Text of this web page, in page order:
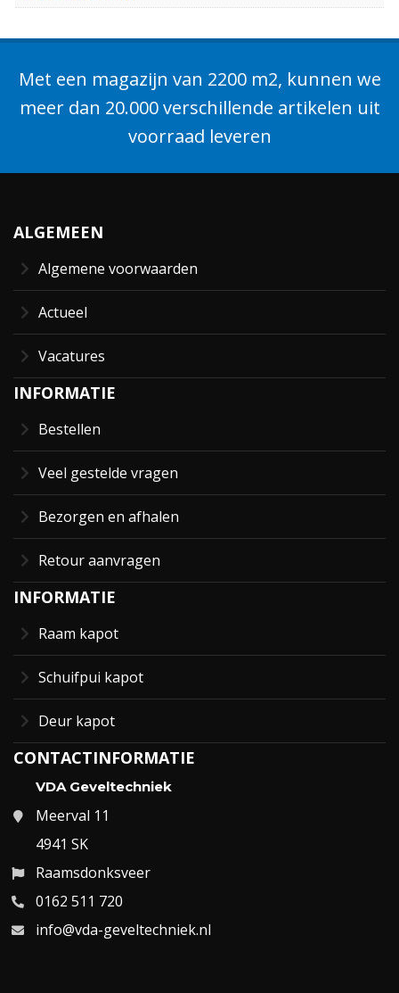
Met een magazijn van 2200 m2, kunnen we
meer dan 20.000 verschillende artikelen uit
voorraad leveren
ALGEMEEN
Algemene voorwaarden
Actueel
Vacatures
INFORMATIE
Bestellen
Veel gestelde vragen
Bezorgen en afhalen
Retour aanvragen
INFORMATIE
Raam kapot
Schuifpui kapot
Deur kapot
CONTACTINFORMATIE
VDA Geveltechniek
Meerval 11
4941 SK
Raamsdonksveer
0162 511 720
info@vda-geveltechniek.nl